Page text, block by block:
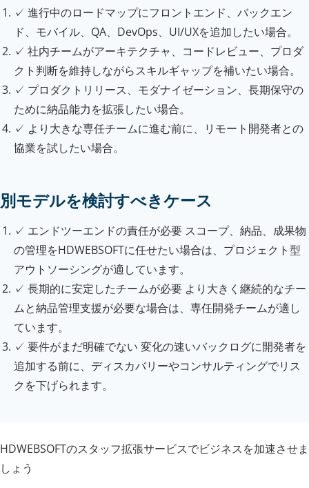
✓ 進行中のロードマップにフロントエンド、バックエン
ド、モバイル、QA、DevOps、UI/UXを追加したい場合。
✓ 社内チームがアーキテクチャ、コードレビュー、プロダ
クト判断を維持しながらスキルギャップを補いたい場合。
✓ プロダクトリリース、モダナイゼーション、長期保守の
ために納品能力を拡張したい場合。
✓ より大きな専任チームに進む前に、リモート開発者との
協業を試したい場合。
別モデルを検討すべきケース
✓ エンドツーエンドの責任が必要 スコープ、納品、成果物
の管理をHDWEBSOFTに任せたい場合は、プロジェクト型
アウトソーシングが適しています。
✓ 長期的に安定したチームが必要 より大きく継続的なチー
ムと納品管理支援が必要な場合は、専任開発チームが適し
ています。
✓ 要件がまだ明確でない 変化の速いバックログに開発者を
追加する前に、ディスカバリーやコンサルティングでリス
クを下げられます。
HDWEBSOFTのスタッフ拡張サービスでビジネスを加速させま
しょう